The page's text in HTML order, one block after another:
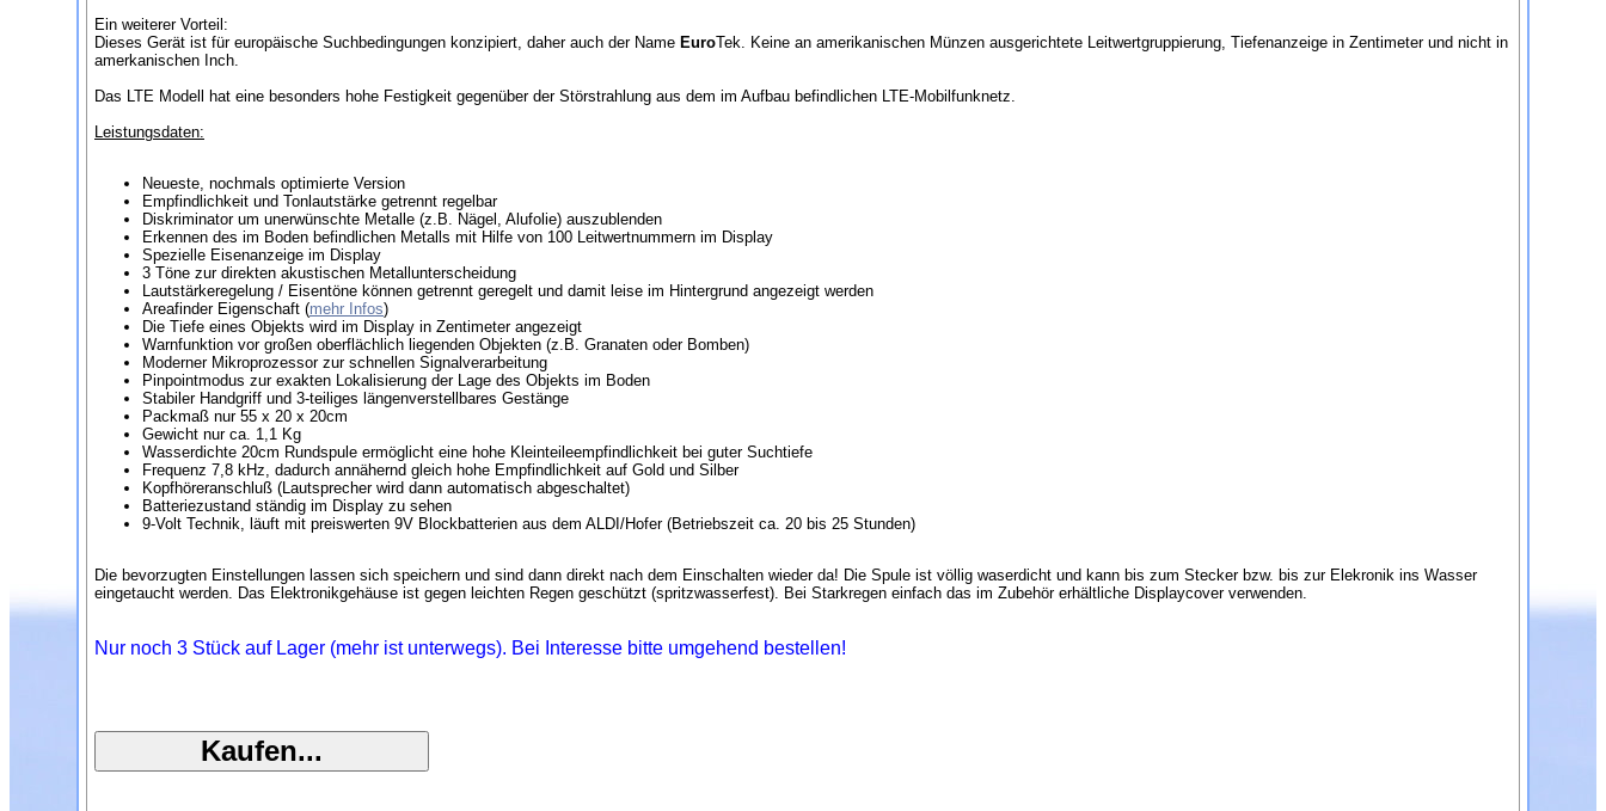
Ein weiterer Vorteil:
Dieses Gerät ist für europäische Suchbedingungen konzipiert, daher auch der Name EuroTek. Keine an amerikanischen Münzen ausgerichtete Leitwertgruppierung, Tiefenanzeige in Zentimeter und nicht in
amerkanischen Inch.
Das LTE Modell hat eine besonders hohe Festigkeit gegenüber der Störstrahlung aus dem im Aufbau befindlichen LTE-Mobilfunknetz.
Leistungsdaten:
Neueste, nochmals optimierte Version
Empfindlichkeit und Tonlautstärke getrennt regelbar
Diskriminator um unerwünschte Metalle (z.B. Nägel, Alufolie) auszublenden
Erkennen des im Boden befindlichen Metalls mit Hilfe von 100 Leitwertnummern im Display
Spezielle Eisenanzeige im Display
3 Töne zur direkten akustischen Metallunterscheidung
Lautstärkeregelung / Eisentöne können getrennt geregelt und damit leise im Hintergrund angezeigt werden
Areafinder Eigenschaft (mehr Infos)
Die Tiefe eines Objekts wird im Display in Zentimeter angezeigt
Warnfunktion vor großen oberflächlich liegenden Objekten (z.B. Granaten oder Bomben)
Moderner Mikroprozessor zur schnellen Signalverarbeitung
Pinpointmodus zur exakten Lokalisierung der Lage des Objekts im Boden
Stabiler Handgriff und 3-teiliges längenverstellbares Gestänge
Packmaß nur 55 x 20 x 20cm
Gewicht nur ca. 1,1 Kg
Wasserdichte 20cm Rundspule ermöglicht eine hohe Kleinteileempfindlichkeit bei guter Suchtiefe
Frequenz 7,8 kHz, dadurch annähernd gleich hohe Empfindlichkeit auf Gold und Silber
Kopfhöreranschluß (Lautsprecher wird dann automatisch abgeschaltet)
Batteriezustand ständig im Display zu sehen
9-Volt Technik, läuft mit preiswerten 9V Blockbatterien aus dem ALDI/Hofer (Betriebszeit ca. 20 bis 25 Stunden)
Die bevorzugten Einstellungen lassen sich speichern und sind dann direkt nach dem Einschalten wieder da! Die Spule ist völlig waserdicht und kann bis zum Stecker bzw. bis zur Elekronik ins Wasser
eingetaucht werden. Das Elektronikgehäuse ist gegen leichten Regen geschützt (spritzwasserfest). Bei Starkregen einfach das im Zubehör erhältliche Displaycover verwenden.
Nur noch 3 Stück auf Lager (mehr ist unterwegs). Bei Interesse bitte umgehend bestellen!